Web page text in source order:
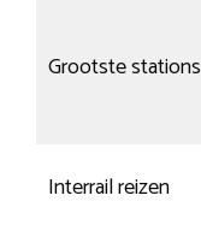
Grootste stations
Interrail reizen